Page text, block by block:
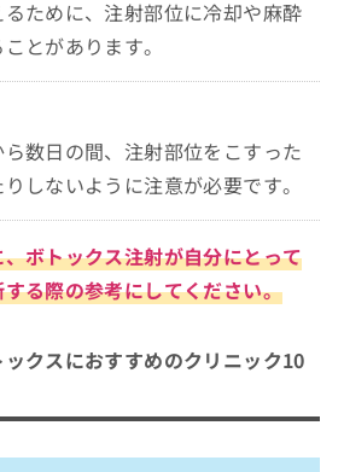
ために、注射部位に冷却や麻酔
とがあります。
数日の間、注射部位をこすった
しないように注意が必要です。
ボトックス注射が自分にとって
る際の参考にしてください。
クスにおすすめのクリニック10